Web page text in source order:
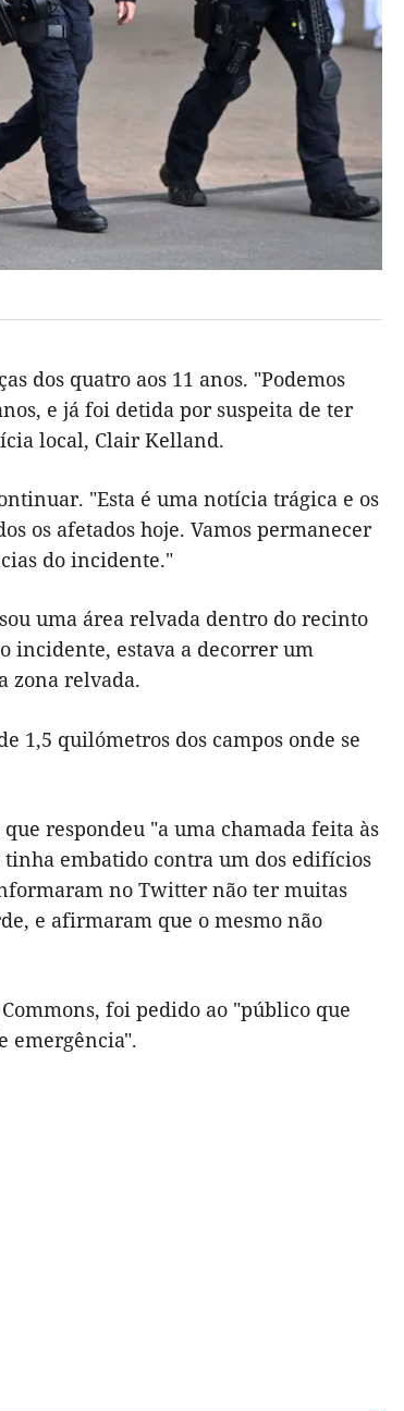
dos quatro aos 11 anos. "Podemos
e já foi detida por suspeita de ter
local, Clair Kelland.
"Esta é uma notícia trágica e os
os afetados hoje. Vamos permanecer
do incidente."
uma área relvada dentro do recinto
incidente, estava a decorrer um
zona relvada.
1,5 quilómetros dos campos onde se
que respondeu "a uma chamada feita às
embatido contra um dos edifícios
no Twitter não ter muitas
e afirmaram que o mesmo não
foi pedido ao "público que
emergência".